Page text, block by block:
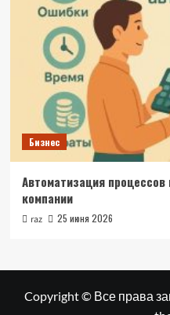
Бизнес
Автоматизация процессов
компании
raz 25 июня 2026
Copyright © Все права